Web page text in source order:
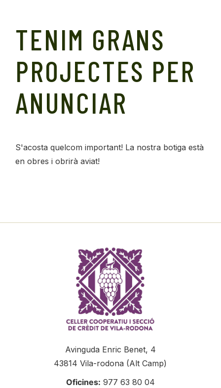
TENIM GRANS
PROJECTES PER
ANUNCIAR
S'acosta quelcom important! La nostra botiga està
en obres i obrirà aviat!
Avinguda Enric Benet, 4
43814 Vila-rodona (Alt Camp)
Oficines: 977 63 80 04